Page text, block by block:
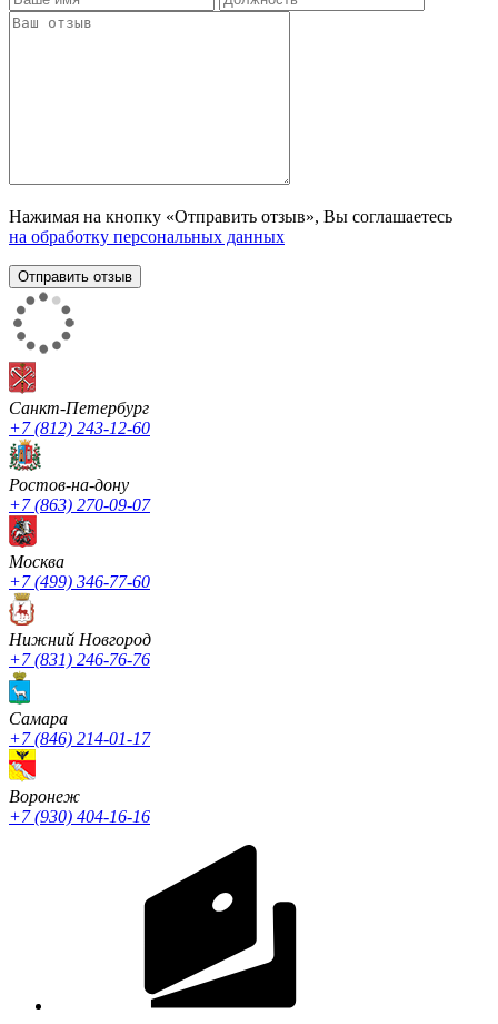
Нажимая на кнопку «Отправить отзыв», Вы соглашаетесь
на обработку персональных данных
Санкт-Петербург
+7 (812) 243-12-60
Ростов-на-дону
+7 (863) 270-09-07
Москва
+7 (499) 346-77-60
Нижний Новгород
+7 (831) 246-76-76
Cамара
+7 (846) 214-01-17
Воронеж
+7 (930) 404-16-16